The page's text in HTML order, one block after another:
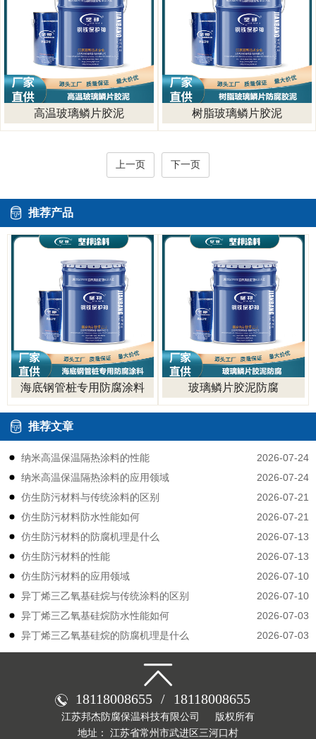
高温玻璃鳞片胶泥 树脂玻璃鳞片胶泥
上一页 下一页
推荐产品
海底钢管桩专用防腐涂料 玻璃鳞片胶泥防腐
推荐文章
2026-07-24
纳米高温保温隔热涂料的性能
2026-07-24
纳米高温保温隔热涂料的应用领域
2026-07-21
仿生防污材料与传统涂料的区别
2026-07-21
仿生防污材料防水性能如何
2026-07-13
仿生防污材料的防腐机理是什么
2026-07-13
仿生防污材料的性能
2026-07-10
仿生防污材料的应用领域
2026-07-10
异丁烯三乙氧基硅烷与传统涂料的区别
2026-07-03
异丁烯三乙氧基硅烷防水性能如何
2026-07-03
异丁烯三乙氧基硅烷的防腐机理是什么
18118008655 / 18118008655
江苏邦杰防腐保温科技有限公司
版权所有
地址： 江苏省常州市武进区三河口村